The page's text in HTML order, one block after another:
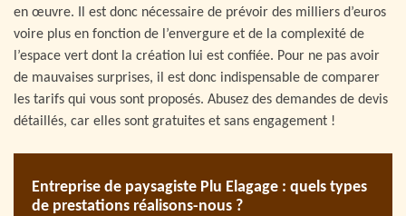
en œuvre. Il est donc nécessaire de prévoir des milliers d’euros
voire plus en fonction de l’envergure et de la complexité de
l’espace vert dont la création lui est confiée. Pour ne pas avoir
de mauvaises surprises, il est donc indispensable de comparer
les tarifs qui vous sont proposés. Abusez des demandes de devis
détaillés, car elles sont gratuites et sans engagement !
Entreprise de paysagiste Plu Elagage : quels types
de prestations réalisons-nous ?